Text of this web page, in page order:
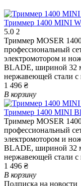
Триммер 1400 MINI
5.0 2
Триммер MOSER
профессиональный
электромотором и
BLADE, шириной 32
нержавеющей стали с
1 496 ₴
В корзину
Триммер 1400 MINI
Триммер MOSER
профессиональный
электромотором и
BLADE, шириной 32
нержавеющей стали с
1 496 ₴
В корзину
Подписка на новости